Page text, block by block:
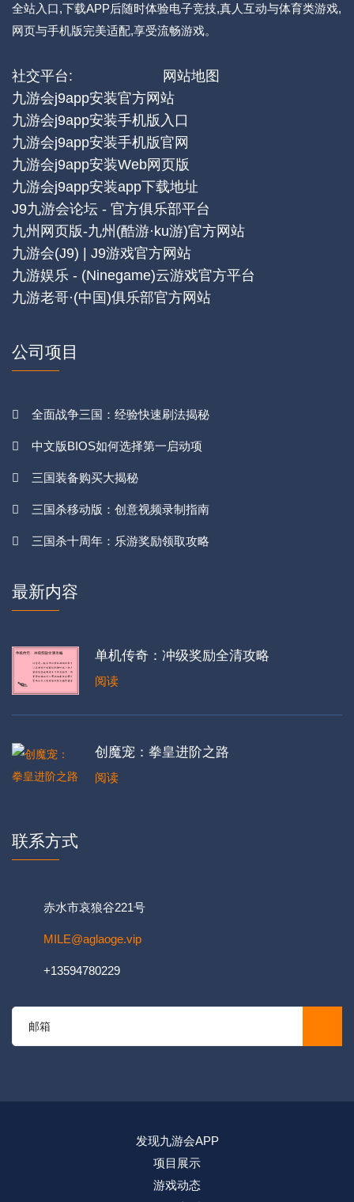
全站入口,下载APP后随时体验电子竞技,真人互动与体育类游戏,
网页与手机版完美适配,享受流畅游戏。
社交平台:
网站地图
九游会j9app安装官方网站
九游会j9app安装手机版入口
九游会j9app安装手机版官网
九游会j9app安装Web网页版
九游会j9app安装app下载地址
J9九游会论坛 - 官方俱乐部平台
九州网页版-九州(酷游·ku游)官方网站
九游会(J9) | J9游戏官方网站
九游娱乐 - (Ninegame)云游戏官方平台
九游老哥·(中国)俱乐部官方网站
公司项目
全面战争三国：经验快速刷法揭秘
中文版BIOS如何选择第一启动项
三国装备购买大揭秘
三国杀移动版：创意视频录制指南
三国杀十周年：乐游奖励领取攻略
最新内容
单机传奇：冲级奖励全清攻略
阅读
创魔宠：拳皇进阶之路
阅读
联系方式
赤水市哀狼谷221号
MILE@aglaoge.vip
+13594780229
发现九游会APP
项目展示
游戏动态